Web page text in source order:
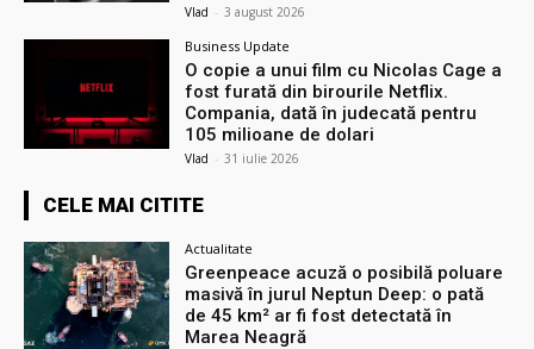
Vlad - 3 august 2026
Business Update
O copie a unui film cu Nicolas Cage a
fost furată din birourile Netflix.
Compania, dată în judecată pentru
105 milioane de dolari
Vlad - 31 iulie 2026
CELE MAI CITITE
Actualitate
Greenpeace acuză o posibilă poluare
masivă în jurul Neptun Deep: o pată
de 45 km² ar fi fost detectată în
Marea Neagră